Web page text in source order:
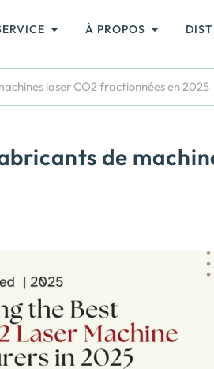
À PROPOS
laser CO2 fractionnées en 2025
de